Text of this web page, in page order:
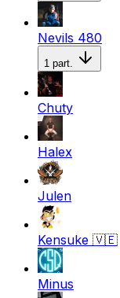
Nevils 480
1 part.
Chuty
Halex
Julen
Kensuke 🇻🇪
Minus